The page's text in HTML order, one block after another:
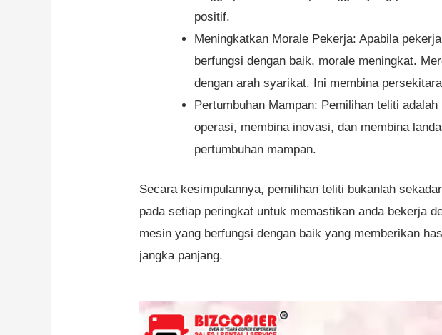
positif.
Meningkatkan Morale Pekerja: Apabila
berfungsi dengan baik, morale meningkat.
dengan arah syarikat. Ini membina
Pertumbuhan Mampan: Pemilihan teliti
operasi, membina inovasi, dan membina
pertumbuhan mampan.
Secara kesimpulannya, pemilihan teliti bukanlah
pada setiap peringkat untuk memastikan anda bekerja
mesin yang berfungsi dengan baik yang memberikan
jangka panjang.